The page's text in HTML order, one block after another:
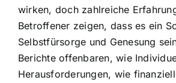
wirken, doch zahlreiche
Betroffener zeigen, dass es ein
Selbstfürsorge und Genesung
Berichte offenbaren, wie
Herausforderungen, wie